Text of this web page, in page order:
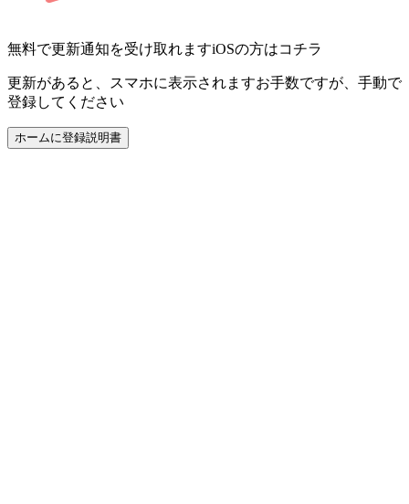
無料で更新通知を受け取れますiOSの方はコチラ
更新があると、スマホに表示されますお手数ですが、手動で
登録してください
ホームに登録説明書